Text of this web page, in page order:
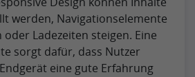
werden, Navigationselemente
Ladezeiten steigen. Eine
sorgt dafür, dass Nutzer
eine gute Erfahrung